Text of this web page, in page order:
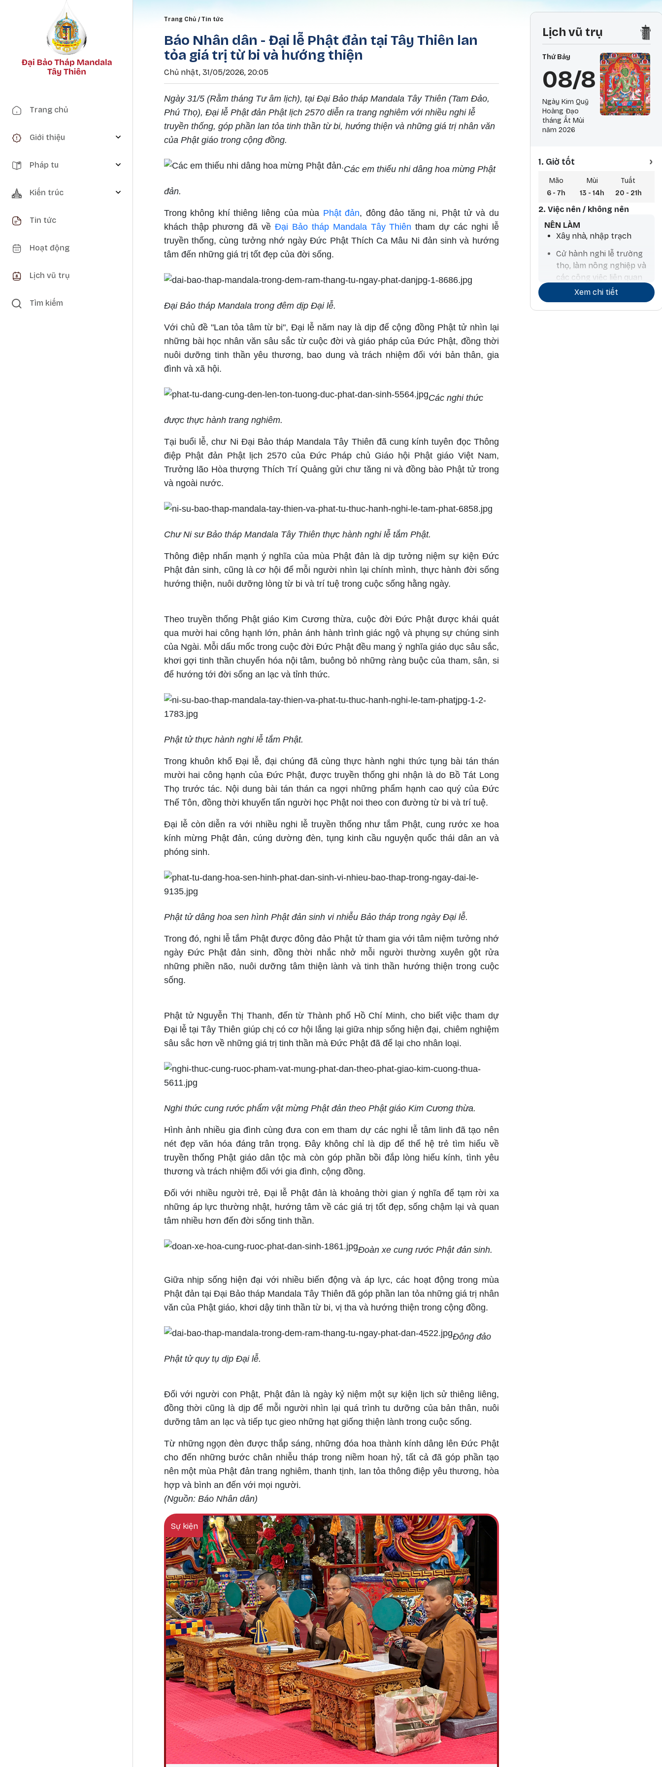
Main navigation
Trang chủ
Giới thiệu
Pháp tu
Kiến trúc
Tin tức
Hoạt động
Lịch vũ trụ
Tìm kiếm
Breadcrumb
Trang Chủ Tin tức
Báo Nhân dân - Đại lễ Phật đản tại Tây Thiên lan
tỏa giá trị từ bi và hướng thiện
Chủ nhật, 31/05/2026, 20:05
Ngày 31/5 (Rằm tháng Tư âm lịch), tại Đại Bảo tháp Mandala Tây Thiên (Tam Đảo,
Phú Thọ), Đại lễ Phật đản Phật lịch 2570 diễn ra trang nghiêm với nhiều nghi lễ
truyền thống, góp phần lan tỏa tinh thần từ bi, hướng thiện và những giá trị nhân văn
của Phật giáo trong cộng đồng.
Các em thiếu nhi dâng hoa mừng Phật
đản.
Trong không khí thiêng liêng của mùa Phật đản, đông đảo tăng ni, Phật tử và du
khách thập phương đã vềĐại Bảo tháp Mandala Tây Thiên tham dự các nghi lễ
truyền thống, cùng tưởng nhớ ngày Đức Phật Thích Ca Mâu Ni đản sinh và hướng
tâm đến những giá trị tốt đẹp của đời sống.
Đại Bảo tháp Mandala trong đêm dịp Đại lễ.
Với chủ đề "Lan tỏa tâm từ bi", Đại lễ năm nay là dịp để cộng đồng Phật tử nhìn lại
những bài học nhân văn sâu sắc từ cuộc đời và giáo pháp của Đức Phật, đồng thời
nuôi dưỡng tinh thần yêu thương, bao dung và trách nhiệm đối với bản thân, gia
đình và xã hội.
Các nghi thức
được thực hành trang nghiêm.
Tại buổi lễ, chư Ni Đại Bảo tháp Mandala Tây Thiên đã cung kính tuyên đọc Thông
điệp Phật đản Phật lịch 2570 của Đức Pháp chủ Giáo hội Phật giáo Việt Nam,
Trưởng lão Hòa thượng Thích Trí Quảng gửi chư tăng ni và đồng bào Phật tử trong
và ngoài nước.
Chư Ni sư Bảo tháp Mandala Tây Thiên thực hành nghi lễ tắm Phật.
Thông điệp nhấn mạnh ý nghĩa của mùa Phật đản là dịp tưởng niệm sự kiện Đức
Phật đản sinh, cũng là cơ hội để mỗi người nhìn lại chính mình, thực hành đời sống
hướng thiện, nuôi dưỡng lòng từ bi và trí tuệ trong cuộc sống hằng ngày.
Theo truyền thống Phật giáo Kim Cương thừa, cuộc đời Đức Phật được khái quát
qua mười hai công hạnh lớn, phản ánh hành trình giác ngộ và phụng sự chúng sinh
của Ngài. Mỗi dấu mốc trong cuộc đời Đức Phật đều mang ý nghĩa giáo dục sâu sắc,
khơi gợi tinh thần chuyển hóa nội tâm, buông bỏ những ràng buộc của tham, sân, si
để hướng tới đời sống an lạc và tỉnh thức.
Phật tử thực hành nghi lễ tắm Phật.
Trong khuôn khổ Đại lễ, đại chúng đã cùng thực hành nghi thức tụng bài tán thán
mười hai công hạnh của Đức Phật, được truyền thống ghi nhận là do Bồ Tát Long
Thọ trước tác. Nội dung bài tán thán ca ngợi những phẩm hạnh cao quý của Đức
Thế Tôn, đồng thời khuyến tấn người học Phật noi theo con đường từ bi và trí tuệ.
Đại lễ còn diễn ra với nhiều nghi lễ truyền thống như tắm Phật, cung rước xe hoa
kính mừng Phật đản, cúng dường đèn, tụng kinh cầu nguyện quốc thái dân an và
phóng sinh.
Phật tử dâng hoa sen hình Phật đản sinh vi nhiễu Bảo tháp trong ngày Đại lễ.
Trong đó, nghi lễ tắm Phật được đông đảo Phật tử tham gia với tâm niệm tưởng nhớ
ngày Đức Phật đản sinh, đồng thời nhắc nhở mỗi người thường xuyên gột rửa
những phiền não, nuôi dưỡng tâm thiện lành và tinh thần hướng thiện trong cuộc
sống.
Phật tử Nguyễn Thị Thanh, đến từ Thành phố Hồ Chí Minh, cho biết việc tham dự
Đại lễ tại Tây Thiên giúp chị có cơ hội lắng lại giữa nhịp sống hiện đại, chiêm nghiệm
sâu sắc hơn về những giá trị tinh thần mà Đức Phật đã để lại cho nhân loại.
Nghi thức cung rước phẩm vật mừng Phật đản theo Phật giáo Kim Cương thừa.
Hình ảnh nhiều gia đình cùng đưa con em tham dự các nghi lễ tâm linh đã tạo nên
nét đẹp văn hóa đáng trân trọng. Đây không chỉ là dịp để thế hệ trẻ tìm hiểu về
truyền thống Phật giáo dân tộc mà còn góp phần bồi đắp lòng hiếu kính, tình yêu
thương và trách nhiệm đối với gia đình, cộng đồng.
Đối với nhiều người trẻ, Đại lễ Phật đản là khoảng thời gian ý nghĩa để tạm rời xa
những áp lực thường nhật, hướng tâm về các giá trị tốt đẹp, sống chậm lại và quan
tâm nhiều hơn đến đời sống tinh thần.
Đoàn xe cung rước Phật đản sinh.
Giữa nhịp sống hiện đại với nhiều biến động và áp lực, các hoạt động trong mùa
Phật đản tại Đại Bảo tháp Mandala Tây Thiên đã góp phần lan tỏa những giá trị nhân
văn của Phật giáo, khơi dậy tinh thần từ bi, vị tha và hướng thiện trong cộng đồng.
Đông đảo
Phật tử quy tụ dịp Đại lễ.
Đối với người con Phật, Phật đản là ngày kỷ niệm một sự kiện lịch sử thiêng liêng,
đồng thời cũng là dịp để mỗi người nhìn lại quá trình tu dưỡng của bản thân, nuôi
dưỡng tâm an lạc và tiếp tục gieo những hạt giống thiện lành trong cuộc sống.
Từ những ngọn đèn được thắp sáng, những đóa hoa thành kính dâng lên Đức Phật
cho đến những bước chân nhiễu tháp trong niềm hoan hỷ, tất cả đã góp phần tạo
nên một mùa Phật đản trang nghiêm, thanh tịnh, lan tỏa thông điệp yêu thương, hòa
hợp và bình an đến với mọi người.
(Nguồn: Báo Nhân dân)
Sự kiện
Lịch vũ trụ
Thứ Bảy
08/8
Ngày Kim Quỹ
Hoàng Đạo
tháng Ất Mùi
năm 2026
1. Giờ tốt ›
Mão
6 - 7h
Mùi
13 - 14h
Tuất
20 - 21h
2. Việc nên / không nên
NÊN LÀM
Xây nhà, nhập trạch
Cử hành nghi lễ trường
thọ, làm nông nghiệp và
các công việc liên quan
đến nước, mua thú nuôi,
tính toán chiêm tinh
Xem chi tiết